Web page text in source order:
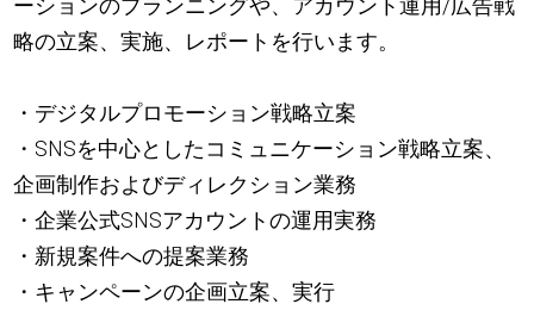
ーションのプランニングや、アカウント運用/広告戦
略の立案、実施、レポートを行います。
・デジタルプロモーション戦略立案
・SNSを中心としたコミュニケーション戦略立案、
企画制作およびディレクション業務
・企業公式SNSアカウントの運用実務
・新規案件への提案業務
・キャンペーンの企画立案、実行